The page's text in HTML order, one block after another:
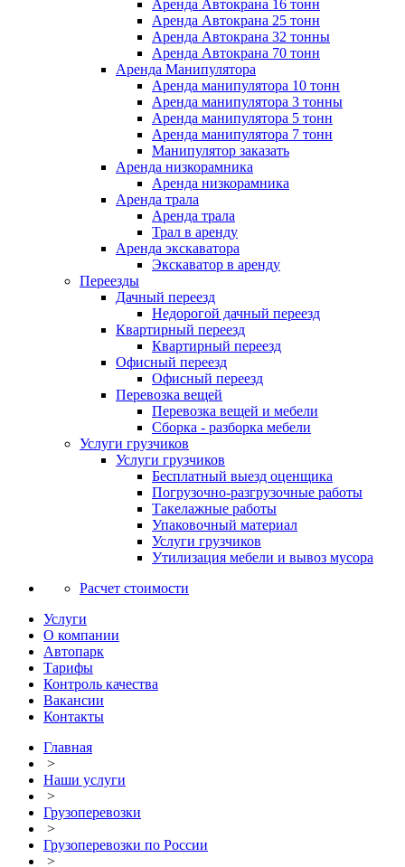
Аренда Автокрана 16 тонн
Аренда Автокрана 25 тонн
Аренда Автокрана 32 тонны
Аренда Автокрана 70 тонн
Аренда Манипулятора
Аренда манипулятора 10 тонн
Аренда манипулятора 3 тонны
Аренда манипулятора 5 тонн
Аренда манипулятора 7 тонн
Манипулятор заказать
Аренда низкорамника
Аренда низкорамника
Аренда трала
Аренда трала
Трал в аренду
Аренда экскаватора
Экскаватор в аренду
Переезды
Дачный переезд
Недорогой дачный переезд
Квартирный переезд
Квартирный переезд
Офисный переезд
Офисный переезд
Перевозка вещей
Перевозка вещей и мебели
Сборка - разборка мебели
Услуги грузчиков
Услуги грузчиков
Бесплатный выезд оценщика
Погрузочно-разгрузочные работы
Такелажные работы
Упаковочный материал
Услуги грузчиков
Утилизация мебели и вывоз мусора
Расчет стоимости
Услуги
О компании
Автопарк
Тарифы
Контроль качества
Вакансии
Контакты
Главная
>
Наши услуги
>
Грузоперевозки
>
Грузоперевозки по России
>